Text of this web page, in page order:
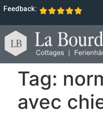
Feedback:
Tag:
avec